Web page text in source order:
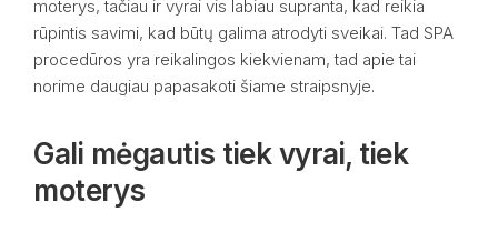
moterys, tačiau ir vyrai vis labiau supranta, kad reikia
rūpintis savimi, kad būtų galima atrodyti sveikai. Tad SPA
procedūros yra reikalingos kiekvienam, tad apie tai
norime daugiau papasakoti šiame straipsnyje.
Gali mėgautis tiek vyrai, tiek
moterys